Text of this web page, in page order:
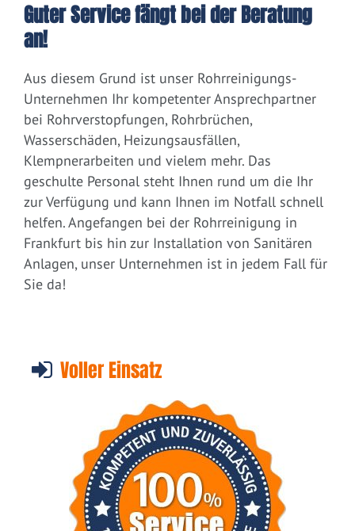
Guter Service fängt bei der Beratung
an!
Aus diesem Grund ist unser Rohrreinigungs-
Unternehmen Ihr kompetenter Ansprechpartner
bei Rohrverstopfungen, Rohrbrüchen,
Wasserschäden, Heizungsausfällen,
Klempnerarbeiten und vielem mehr. Das
geschulte Personal steht Ihnen rund um die Ihr
zur Verfügung und kann Ihnen im Notfall schnell
helfen. Angefangen bei der Rohrreinigung in
Frankfurt bis hin zur Installation von Sanitären
Anlagen, unser Unternehmen ist in jedem Fall für
Sie da!
Voller Einsatz